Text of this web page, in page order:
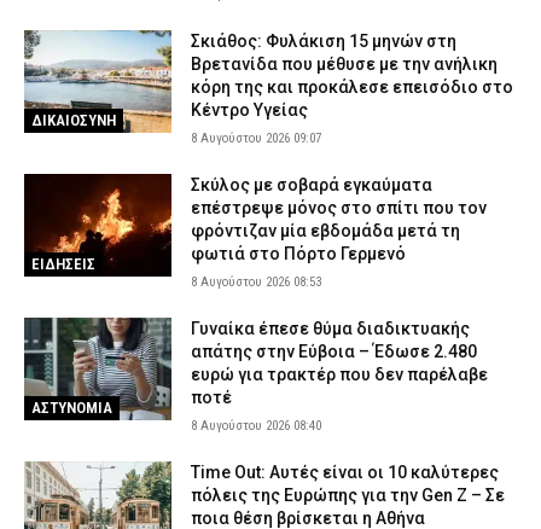
ΔΙΚΑΙΟΣΥΝΗ
Σκιάθος: Φυλάκιση 15 μηνών στη
Βρετανίδα που μέθυσε με την ανήλικη
κόρη της και προκάλεσε επεισόδιο στο
Κέντρο Υγείας
8 Αυγούστου 2026 09:07
ΕΙΔΗΣΕΙΣ
Σκύλος με σοβαρά εγκαύματα
επέστρεψε μόνος στο σπίτι που τον
φρόντιζαν μία εβδομάδα μετά τη
φωτιά στο Πόρτο Γερμενό
8 Αυγούστου 2026 08:53
ΑΣΤΥΝΟΜΙΑ
Γυναίκα έπεσε θύμα διαδικτυακής
απάτης στην Εύβοια – Έδωσε 2.480
ευρώ για τρακτέρ που δεν παρέλαβε
ποτέ
8 Αυγούστου 2026 08:40
Time Out: Αυτές είναι οι 10 καλύτερες
πόλεις της Ευρώπης για την Gen Z – Σε
ποια θέση βρίσκεται η Αθήνα